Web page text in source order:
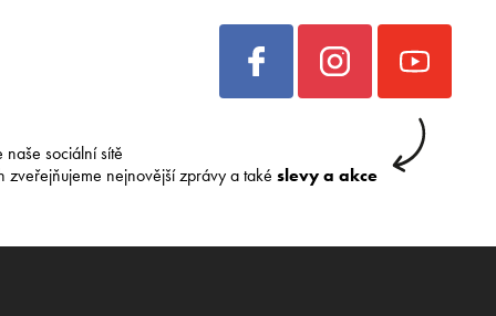
naše sociální sítě
zveřejňujeme nejnovější zprávy a také slevy a akce